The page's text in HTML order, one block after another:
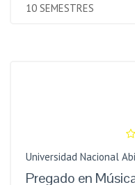
10 SEMESTRES
Universidad Nacional
Pregado en